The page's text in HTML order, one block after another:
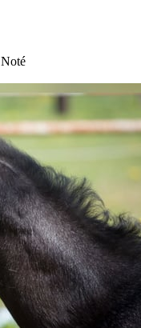
Noté